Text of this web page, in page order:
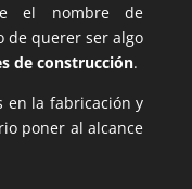
el nombre de
de querer ser algo
de construcción.
en la fabricación y
poner al alcance